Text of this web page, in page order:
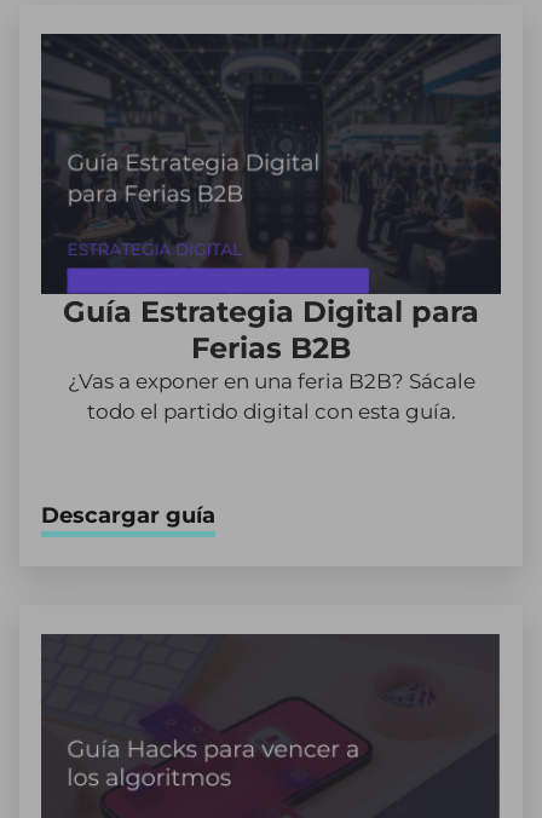
Guía Estrategia Digital para
Ferias B2B
¿Vas a exponer en una feria B2B? Sácale
todo el partido digital con esta guía.
Descargar guía